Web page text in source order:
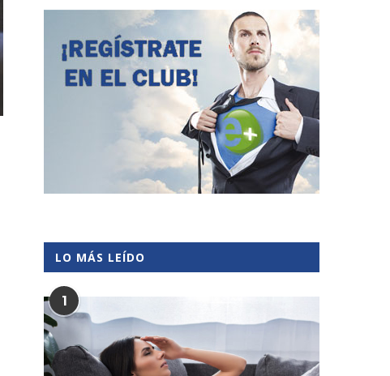
LO MÁS LEÍDO
1